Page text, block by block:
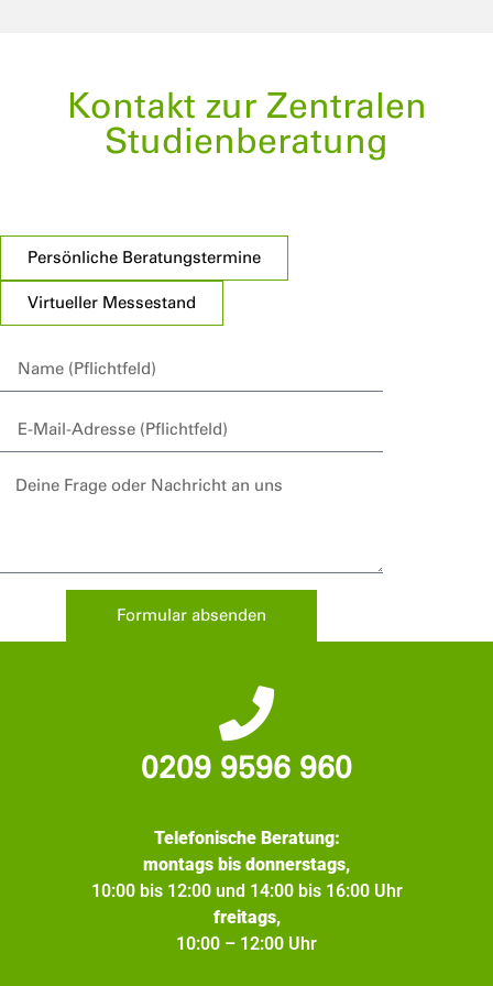
Kontakt zur Zentralen
Studienberatung
Persönliche Beratungstermine
Virtueller Messestand
Formular absenden
0209 9596 960
Telefonische Beratung:
montags bis donnerstags,
10:00 bis 12:00 und 14:00 bis 16:00 Uhr
freitags,
10:00 – 12:00 Uhr